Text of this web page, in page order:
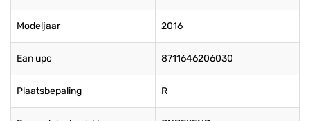
Modeljaar 2016
Ean upc 8711646206030
Plaatsbepaling R